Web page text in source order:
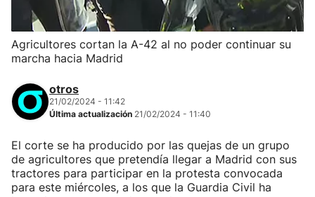
Agricultores cortan la A-42 al no poder continuar su
marcha hacia Madrid
otros
21/02/2024 - 11:42
Última actualización 21/02/2024 - 11:40
El corte se ha producido por las quejas de un grupo
de agricultores que pretendía llegar a Madrid con sus
tractores para participar en la protesta convocada
para este miércoles, a los que la Guardia Civil ha